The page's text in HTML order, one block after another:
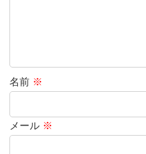
名前 ※
メール ※